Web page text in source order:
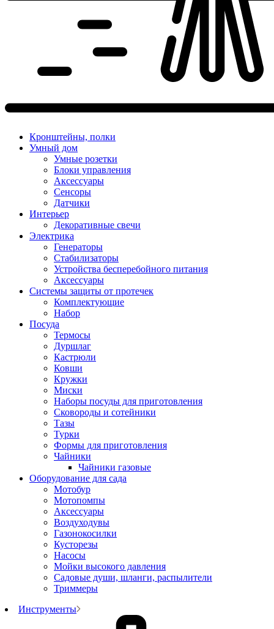
Кронштейны, полки
Умный дом
Умные розетки
Блоки управления
Аксессуары
Сенсоры
Датчики
Интерьер
Декоративные свечи
Электрика
Генераторы
Стабилизаторы
Устройства бесперебойного питания
Аксессуары
Системы защиты от протечек
Комплектующие
Набор
Посуда
Термосы
Дуршлаг
Кастрюли
Ковши
Кружки
Миски
Наборы посуды для приготовления
Сковороды и сотейники
Тазы
Турки
Формы для приготовления
Чайники
Чайники газовые
Оборудование для сада
Мотобур
Мотопомпы
Аксессуары
Воздуходувы
Газонокосилки
Кусторезы
Насосы
Мойки высокого давления
Садовые души, шланги, распылители
Триммеры
Инструменты